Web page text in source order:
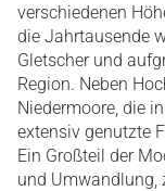
verschiedenen
die Jahrtausende
Gletscher und
Region. Neben
Niedermoore, die
extensiv genutzte
Ein Großteil der
und Umwandlung,